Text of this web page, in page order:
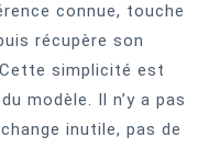
connue, touche
récupère son
simplicité est
modèle. Il n’y a pas
inutile, pas de